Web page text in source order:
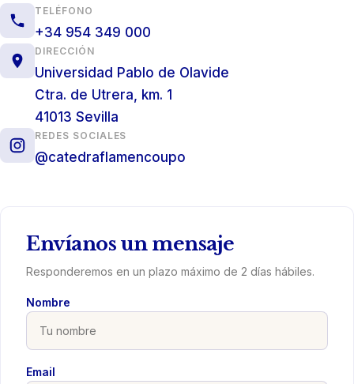
TELÉFONO
+34 954 349 000
DIRECCIÓN
Universidad Pablo de Olavide
Ctra. de Utrera, km. 1
41013 Sevilla
REDES SOCIALES
@catedraflamencoupo
Envíanos un mensaje
Responderemos en un plazo máximo de 2 días hábiles.
Nombre
Email